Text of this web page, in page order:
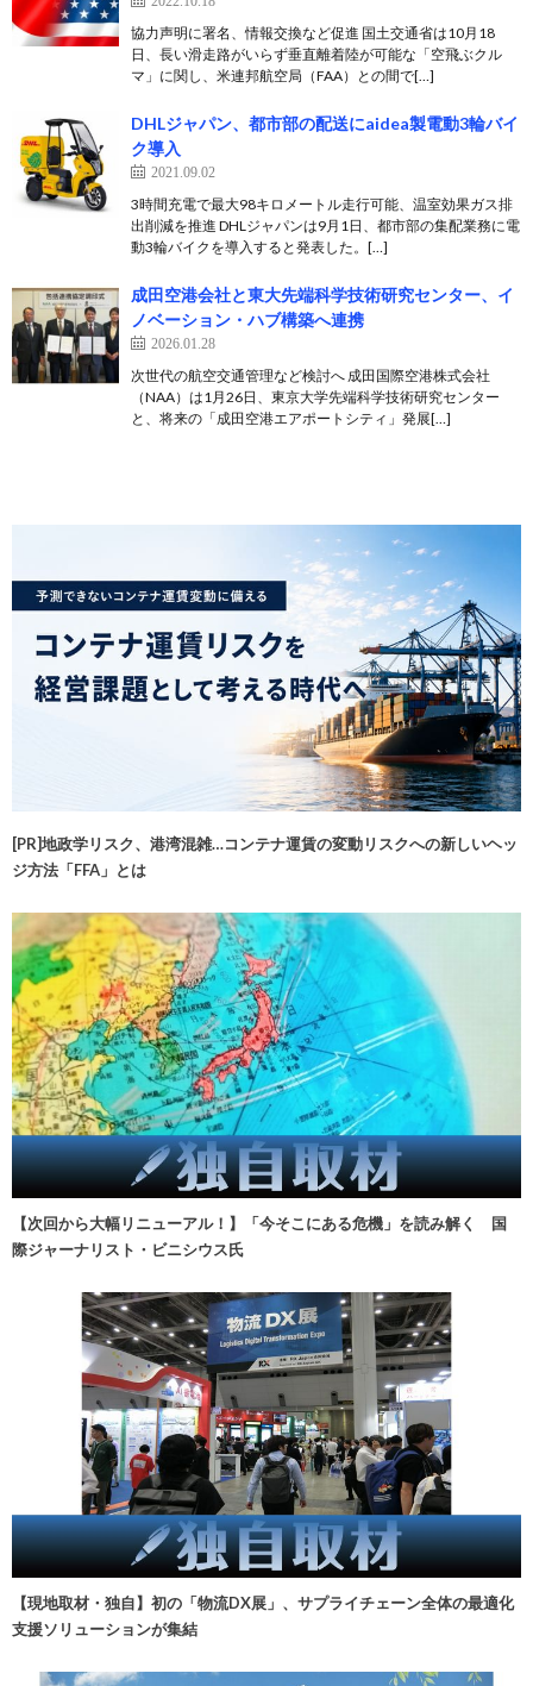
協力声明に署名、情報交換など促進 国土交通省は10月18
日、長い滑走路がいらず垂直離着陸が可能な「空飛ぶクル
マ」に関し、米連邦航空局（FAA）との間で[…]
DHLジャパン、都市部の配送にaidea製電動3輪バイ
ク導入
2021.09.02
3時間充電で最大98キロメートル走行可能、温室効果ガス排
出削減を推進 DHLジャパンは9月1日、都市部の集配業務に電
動3輪バイクを導入すると発表した。[…]
成田空港会社と東大先端科学技術研究センター、イ
ノベーション・ハブ構築へ連携
2026.01.28
次世代の航空交通管理など検討へ 成田国際空港株式会社
（NAA）は1月26日、東京大学先端科学技術研究センター
と、将来の「成田空港エアポートシティ」発展[…]
[PR]地政学リスク、港湾混雑…コンテナ運賃の変動リスクへの新しいヘッ
ジ方法「FFA」とは
【次回から大幅リニューアル！】「今そこにある危機」を読み解く 国
際ジャーナリスト・ビニシウス氏
【現地取材・独自】初の「物流DX展」、サプライチェーン全体の最適化
支援ソリューションが集結